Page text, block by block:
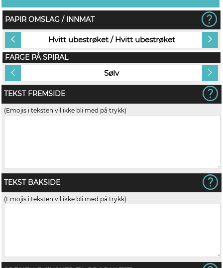
PAPIR OMSLAG / INNMAT
Hvitt ubestrøket / Hvitt ubestrøket
FARGE PÅ SPIRAL
Sølv
TEKST FREMSIDE
(Emojis i teksten vil ikke bli med på trykk)
TEKST BAKSIDE
(Emojis i teksten vil ikke bli med på trykk)